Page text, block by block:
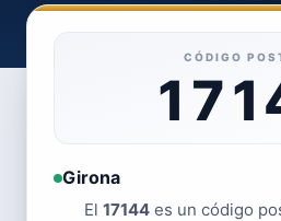
CÓDIGO
Girona
El 17144 es un código